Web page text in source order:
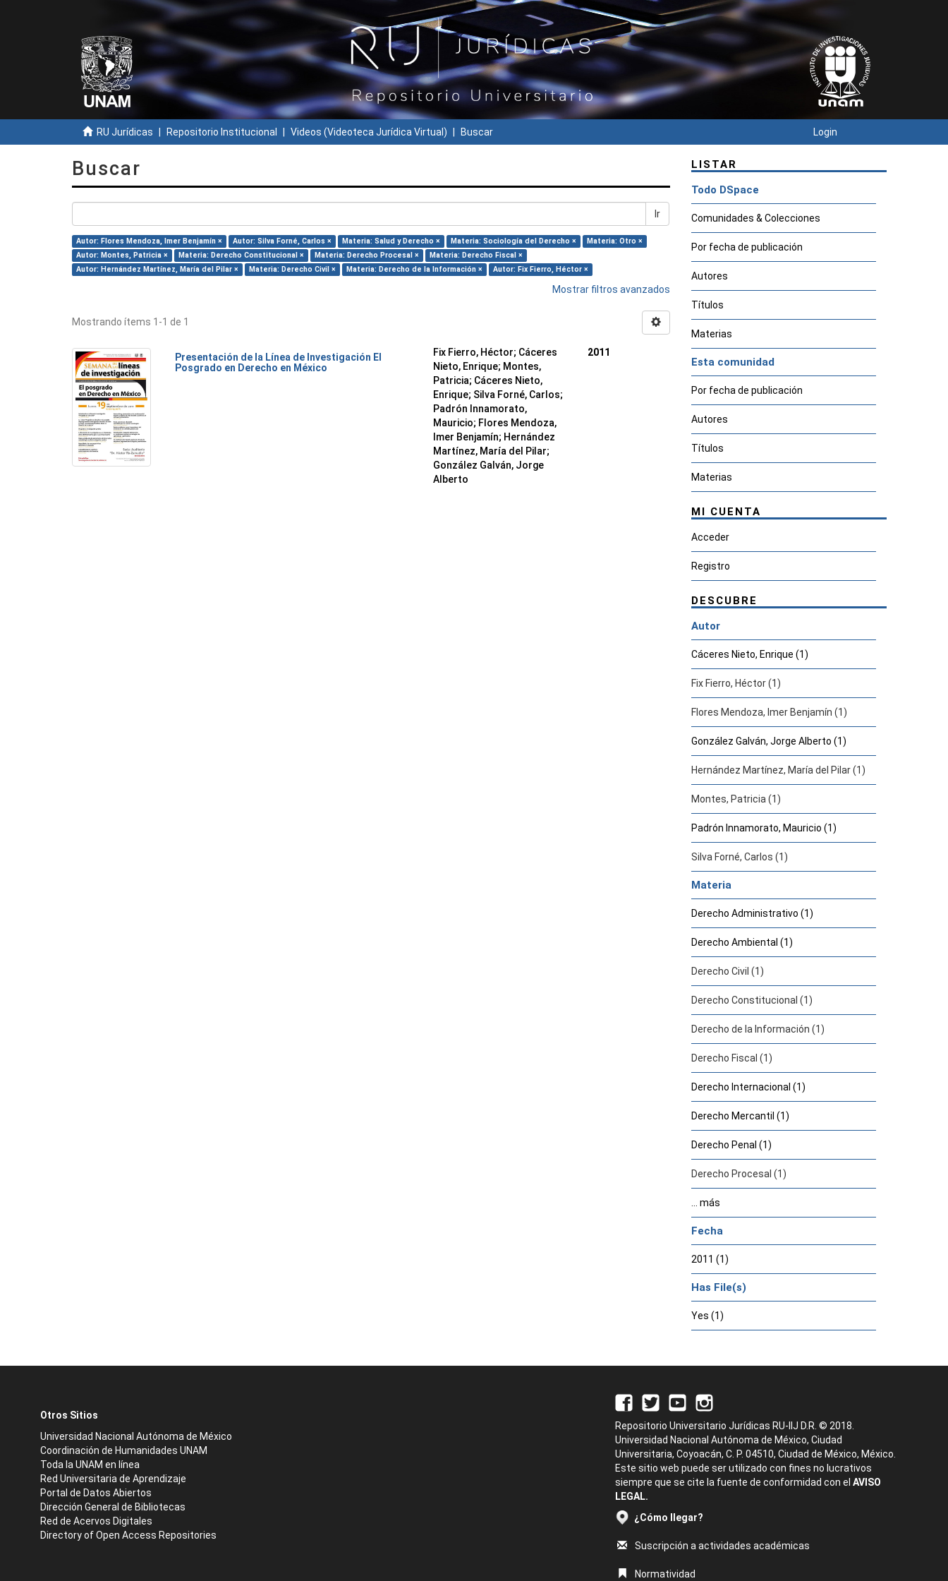
RU Jurídicas Repositorio Institucional Videos (Videoteca Jurídica Virtual) Buscar Login
Buscar
Ir
Autor: Flores Mendoza, Imer Benjamín × Autor: Silva Forné, Carlos × Materia: Salud y Derecho × Materia: Sociología del Derecho ×
Materia: Otro ×
Autor: Montes, Patricia ×
Materia: Derecho Constitucional × Materia: Derecho Procesal ×
Materia: Derecho Fiscal ×
Autor: Hernández Martínez, María del Pilar ×
Materia: Derecho Civil × Materia: Derecho de la Información × Autor: Fix Fierro, Héctor ×
Mostrar filtros avanzados
Mostrando ítems 1-1 de 1
Presentación de la Línea de Investigación El
Posgrado en Derecho en México
Fix Fierro, Héctor; Cáceres
Nieto, Enrique; Montes,
Patricia; Cáceres Nieto,
Enrique; Silva Forné, Carlos;
Padrón Innamorato,
Mauricio; Flores Mendoza,
Imer Benjamín; Hernández
Martínez, María del Pilar;
González Galván, Jorge
Alberto
2011
LISTAR
Todo DSpace
Comunidades & Colecciones
Por fecha de publicación
Autores
Títulos
Materias
Esta comunidad
Por fecha de publicación
Autores
Títulos
Materias
MI CUENTA
Acceder
Registro
DESCUBRE
Autor
Cáceres Nieto, Enrique (1)
Fix Fierro, Héctor (1)
Flores Mendoza, Imer Benjamín (1)
González Galván, Jorge Alberto (1)
Hernández Martínez, María del Pilar (1)
Montes, Patricia (1)
Padrón Innamorato, Mauricio (1)
Silva Forné, Carlos (1)
Materia
Derecho Administrativo (1)
Derecho Ambiental (1)
Derecho Civil (1)
Derecho Constitucional (1)
Derecho de la Información (1)
Derecho Fiscal (1)
Derecho Internacional (1)
Derecho Mercantil (1)
Derecho Penal (1)
Derecho Procesal (1)
... más
Fecha
2011 (1)
Has File(s)
Yes (1)
Otros Sitios
Universidad Nacional Autónoma de México
Coordinación de Humanidades UNAM
Toda la UNAM en línea
Red Universitaria de Aprendizaje
Portal de Datos Abiertos
Dirección General de Bibliotecas
Red de Acervos Digitales
Directory of Open Access Repositories
Repositorio Universitario Jurídicas RU-IIJ D.R. © 2018.
Universidad Nacional Autónoma de México, Ciudad
Universitaria, Coyoacán, C. P. 04510, Ciudad de México, México.
Este sitio web puede ser utilizado con fines no lucrativos
siempre que se cite la fuente de conformidad con el AVISO
LEGAL.
¿Cómo llegar?
Suscripción a actividades académicas
Normatividad